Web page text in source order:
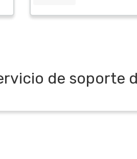
de soporte